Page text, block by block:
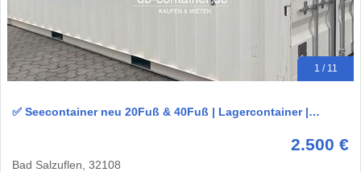
1 / 11
✅ Seecontainer neu 20Fuß & 40Fuß | Lagercontainer |…
2.500 €
Bad Salzuflen, 32108